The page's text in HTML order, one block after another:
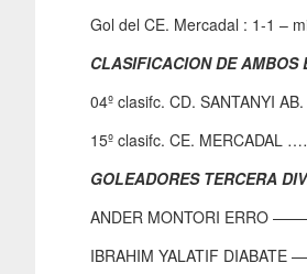
Gol del CE. Mercadal : 1-1 –
CLASIFICACION DE AMBOS
04º clasifc. CD. SANTANYI
15º clasifc. CE.
GOLEADORES TERCERA
ANDER MONTORI ERRO
IBRAHIM YALATIF